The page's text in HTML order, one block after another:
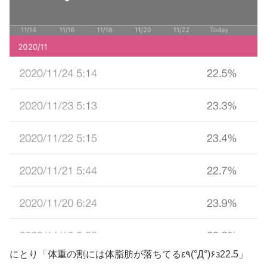
にとり「体重の割には体脂肪が落ちてるε٩(°Д°)۶з22.5」